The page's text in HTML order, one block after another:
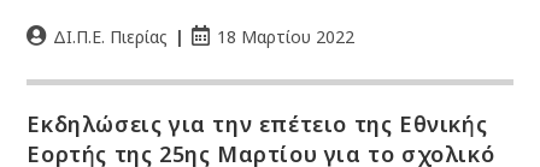
ΔΙ.Π.Ε. Πιερίας 18 Μαρτίου 2022
Εκδηλώσεις για την επέτειο της Εθνικής
Εορτής της 25ης Μαρτίου για το σχολικό